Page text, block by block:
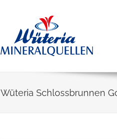
Wüteria Schlossbrunnen